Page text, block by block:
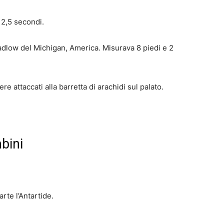
secondi.
del Michigan, America. Misurava 8 piedi e 2
attaccati alla barretta di arachidi sul palato.
l’Antartide.